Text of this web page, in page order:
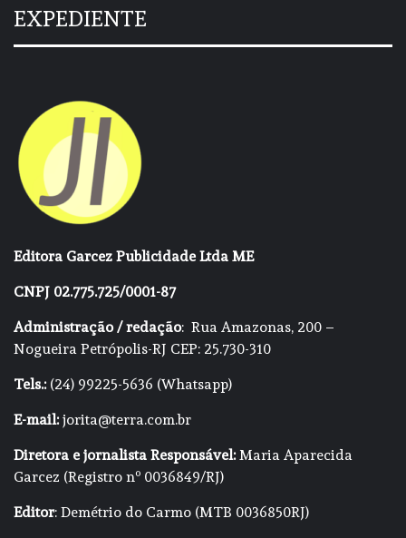
EXPEDIENTE
Editora Garcez Publicidade Ltda ME
CNPJ 02.775.725/0001-87
Administração / redação: Rua Amazonas, 200 –
Nogueira Petrópolis-RJ CEP: 25.730-310
Tels.:(24) 99225-5636 (Whatsapp)
E-mail:jorita@terra.com.br
Diretora e jornalista Responsável:Maria Aparecida
Garcez (Registro nº 0036849/RJ)
Editor: Demétrio do Carmo (MTB 0036850RJ)